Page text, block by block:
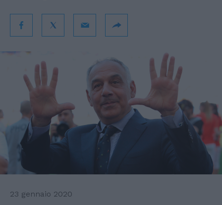
23 gennaio 2020